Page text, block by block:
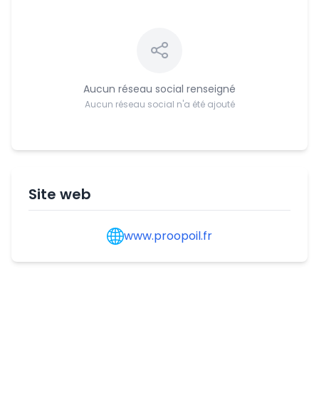
Aucun réseau social renseigné
Aucun réseau social n'a été ajouté
Site web
www.proopoil.fr